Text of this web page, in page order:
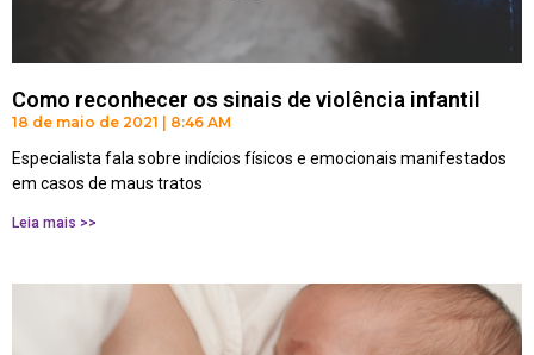
Como reconhecer os sinais de violência infantil
18 de maio de 2021 8:46 AM
Especialista fala sobre indícios físicos e emocionais manifestados
em casos de maus tratos
Leia mais >>